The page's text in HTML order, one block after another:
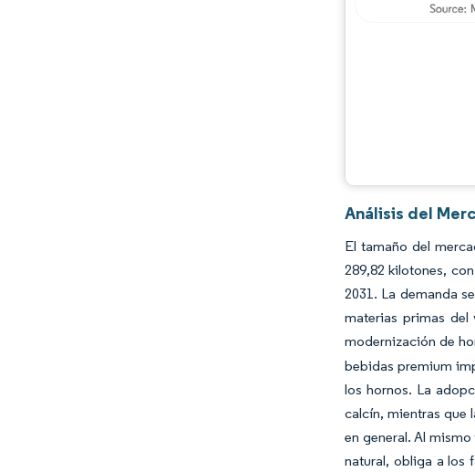
Análisis del
El tamaño del
289,82 kilotones,
2031. La demanda
materias primas
modernización de
bebidas premium
los hornos. La
calcín, mientras que
en general. Al
natural, obliga a los